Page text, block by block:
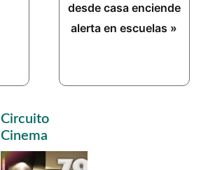
Post:
desde casa enciende
alerta en escuelas »
Primary
Sidebar
Circuito
Cinema